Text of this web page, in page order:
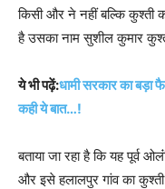
किसी और ने नहीं बल्कि कुश्ती
है उसका नाम सुशील कुमार
ये भी पढ़ें:धामी सरकार का बड़ा
कही ये बात…!
बताया जा रहा है कि यह पूर्व
और इसे हलालपुर गांव का कुश्ती